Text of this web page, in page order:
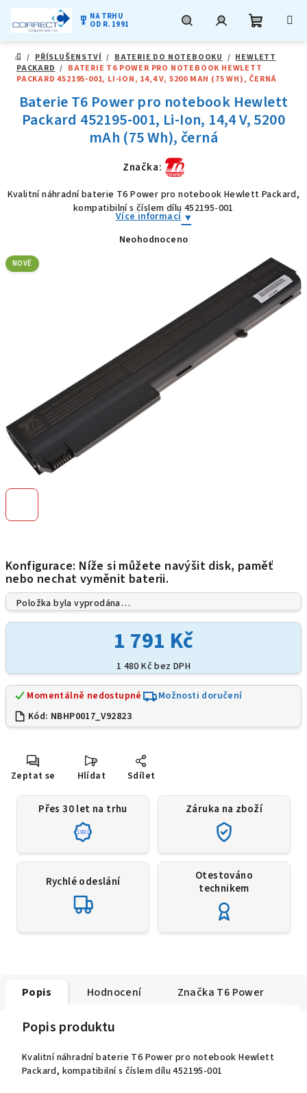
obsah
military_tech NA TRHU
OD R. 1991
košík
DOMŮ
/ PŘÍSLUŠENSTVÍ / BATERIE DO NOTEBOOKU / HEWLETT
PACKARD / BATERIE T6 POWER PRO NOTEBOOK HEWLETT
PACKARD 452195-001, LI-ION, 14,4 V, 5200 MAH (75 WH), ČERNÁ
Konfigurace: Níže si můžete navýšit disk, paměť
nebo nechat vyměnit baterii.
Položka byla vyprodána…
1 791 Kč
1 480 Kč bez DPH
Momentálně nedostupné
Možnosti doručení
Kód: NBHP0017_V92823
Zeptat se Hlídat Sdílet
Baterie T6 Power pro notebook Hewlett
Packard 452195-001, Li-Ion, 14,4 V, 5200
mAh (75 Wh), černá
Značka:
Kvalitní náhradní baterie T6 Power pro notebook Hewlett Packard,
kompatibilní s číslem dílu 452195-001
Více informací
Průměrné
Neohodnoceno
NOVÉ
Přes 30 let na trhu
1991
Záruka na zboží
Rychlé odeslání
Otestováno
technikem
Popis Hodnocení Značka T6 Power
Popis produktu
Kvalitní náhradní baterie T6 Power pro notebook Hewlett
Packard, kompatibilní s číslem dílu 452195-001